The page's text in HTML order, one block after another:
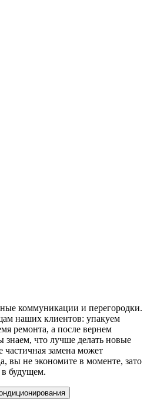
коммуникации и перегородки.
наших клиентов: упакуем
ремонта, а после вернем
что лучше делать новые
замена может
вы не экономите в моменте, зато
в будущем.